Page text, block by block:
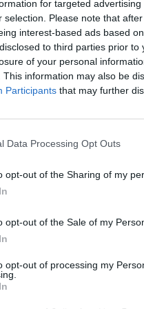
for targeted
selection. Please note that
interest-based ads based
to third parties prior
of your personal
This information may also be
Participants that may further
Data Processing Opt Outs
opt-out of the Sharing of my
opt-out of the Sale of my
opt-out of processing my
muistuttaa
toinen
päättyy